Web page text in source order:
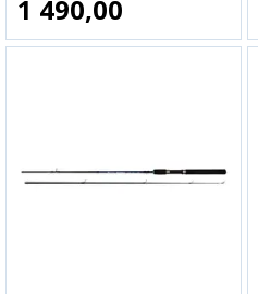
1 490,00